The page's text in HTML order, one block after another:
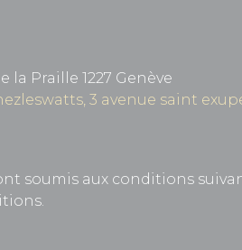
la Praille 1227 Genève
3 avenue saint
soumis aux conditions